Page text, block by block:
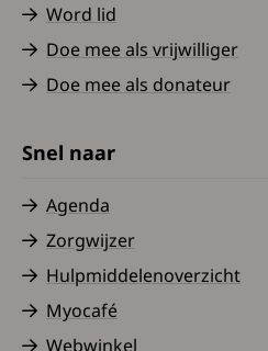
Word lid
Doe mee als vrijwilliger
Doe mee als donateur
Snel naar
Agenda
Zorgwijzer
Hulpmiddelenoverzicht
Myocafé
Webwinkel